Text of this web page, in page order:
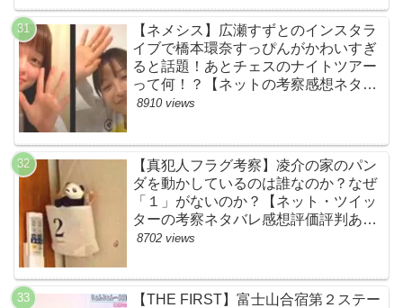
【ネメシス】広瀬すずとのインスタラ
イブで橋本環奈すっぴんがかわいすぎ
ると話題！あとチェスのナイトツアー
って何！？【ネットの考察感想ネタバ
レまとめ【第９話】
8910 views
【真犯人フラグ考察】凌介の家のパン
ダを動かしているのは誰なのか？なぜ
「１」がないのか？【ネット・ツイッ
ターの考察ネタバレ感想評価評判あら
すじ原作犯人キャスト黒幕伏線まと
8702 views
【THE FIRST】富士山合宿第２ステー